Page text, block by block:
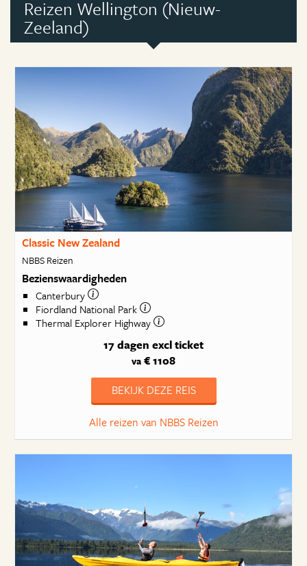
Reizen Wellington (Nieuw-
Zeeland)
Classic New Zealand
NBBS Reizen
Bezienswaardigheden
Canterbury
Fiordland National Park
Thermal Explorer Highway
17 dagen excl ticket
va € 1108
BEKIJK DEZE REIS
Alle reizen van NBBS Reizen